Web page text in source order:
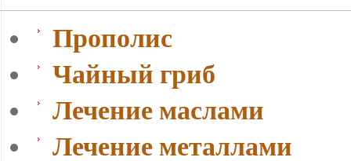
Прополис
Чайный гриб
Лечение маслами
Лечение металлами